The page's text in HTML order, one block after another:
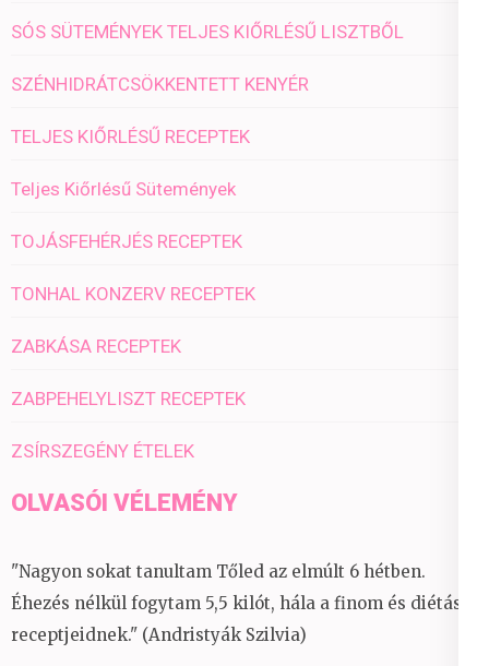
SÓS SÜTEMÉNYEK TELJES KIŐRLÉSŰ LISZTBŐL
SZÉNHIDRÁTCSÖKKENTETT KENYÉR
TELJES KIŐRLÉSŰ RECEPTEK
Teljes Kiőrlésű Sütemények
TOJÁSFEHÉRJÉS RECEPTEK
TONHAL KONZERV RECEPTEK
ZABKÁSA RECEPTEK
ZABPEHELYLISZT RECEPTEK
ZSÍRSZEGÉNY ÉTELEK
OLVASÓI VÉLEMÉNY
"Nagyon sokat tanultam Tőled az elmúlt 6 hétben.
Éhezés nélkül fogytam 5,5 kilót, hála a finom és diétás
receptjeidnek." (Andristyák Szilvia)